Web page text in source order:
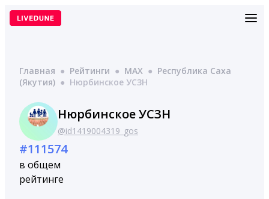
Перейти
Главная ● Рейтинги ● MAX ● Республика Саха
(Якутия) ● Нюрбинское УСЗН
Нюрбинское УСЗН
@id1419004319_gos
#111574
в общем
рейтинге